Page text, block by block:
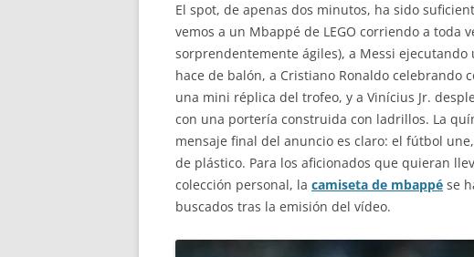
El spot, de apenas dos minutos, ha sido
vemos a un Mbappé de LEGO corriendo a toda
sorprendentemente ágiles), a Messi ejecutando
hace de balón, a Cristiano Ronaldo celebrando
una mini réplica del trofeo, y a Vinícius Jr.
con una portería construida con ladrillos. La
mensaje final del anuncio es claro: el fútbol
de plástico. Para los aficionados que quieran
colección personal, la camiseta de mbappé se
buscados tras la emisión del vídeo.